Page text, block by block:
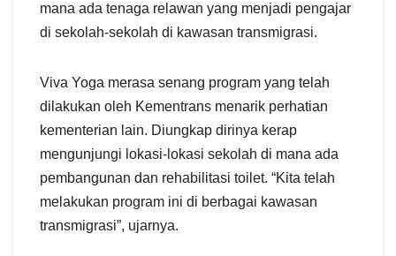
mana ada tenaga relawan yang menjadi pengajar
di sekolah-sekolah di kawasan transmigrasi.
Viva Yoga merasa senang program yang telah
dilakukan oleh Kementrans menarik perhatian
kementerian lain. Diungkap dirinya kerap
mengunjungi lokasi-lokasi sekolah di mana ada
pembangunan dan rehabilitasi toilet. “Kita telah
melakukan program ini di berbagai kawasan
transmigrasi”, ujarnya.